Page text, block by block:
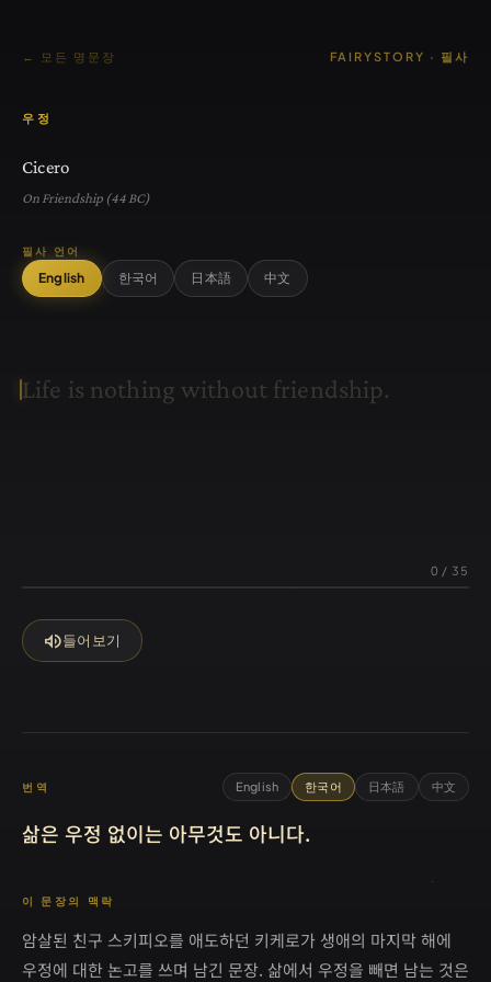
← 모든 명문장 FAIRYSTORY · 필사
우정
Cicero
On Friendship (44 BC)
필사 언어
English 한국어 日本語 中文
Life is nothing without friendship.
0 / 35
volume_up들어보기
번역 English 한국어 日本語 中文
삶은 우정 없이는 아무것도 아니다.
이 문장의 맥락
암살된 친구 스키피오를 애도하던 키케로가 생애의 마지막 해에
우정에 대한 논고를 쓰며 남긴 문장. 삶에서 우정을 빼면 남는 것은